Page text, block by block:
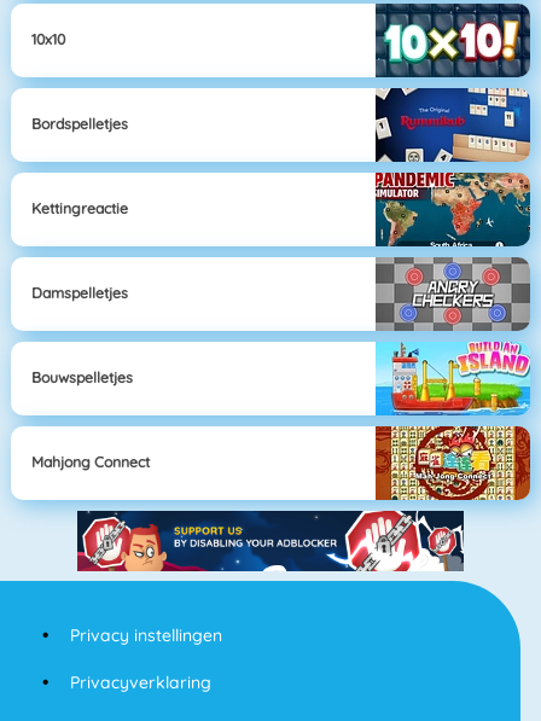
10x10
Bordspelletjes
Kettingreactie
Damspelletjes
Bouwspelletjes
Mahjong Connect
Privacy instellingen
Privacyverklaring